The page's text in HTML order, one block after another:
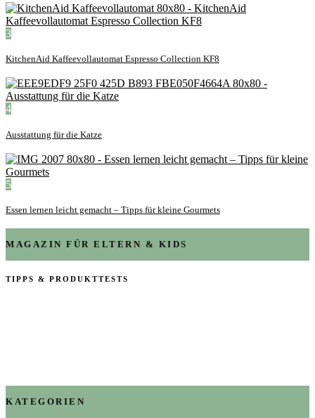
3
KitchenAid Kaffeevollautomat Espresso Collection KF8
4
Ausstattung für die Katze
5
Essen lernen leicht gemacht – Tipps für kleine Gourmets
MAGAZIN FÜR ELTERN & KIDS
TIPPS & PRODUKTTESTS
KATEGORIEN